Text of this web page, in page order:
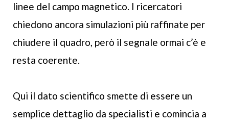
linee del campo magnetico. I ricercatori
chiedono ancora simulazioni più raffinate per
chiudere il quadro, però il segnale ormai c’è e
resta coerente.
Qui il dato scientifico smette di essere un
semplice dettaglio da specialisti e comincia a